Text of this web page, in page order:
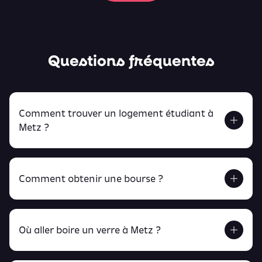
Questions fréquentes
Comment trouver un logement étudiant à
Metz ?
Retrouve tout ça en cliquant ici !
Comment obtenir une bourse ?
Où aller boire un verre à Metz ?